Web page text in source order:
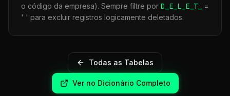
o código da empresa). Sempre filtre por D_E_L_E_T_
=
' ' para excluir registros logicamente deletados.
Todas as Tabelas
Ver no Dicionário Completo